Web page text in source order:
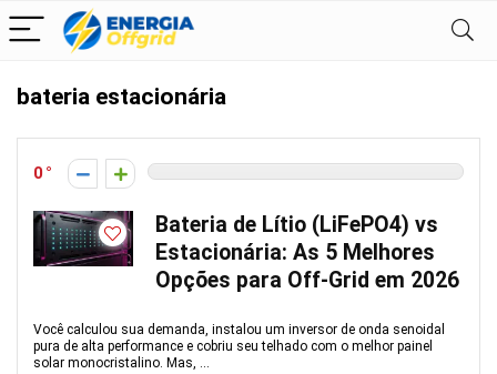
bateria estacionária
0
Bateria de Lítio (LiFePO4) vs
Estacionária: As 5 Melhores
Opções para Off-Grid em 2026
Você calculou sua demanda, instalou um inversor de onda senoidal
pura de alta performance e cobriu seu telhado com o melhor painel
solar monocristalino. Mas, ...